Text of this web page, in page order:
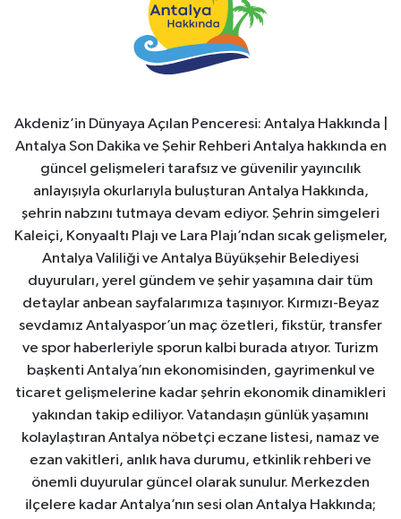
Akdeniz’in Dünyaya Açılan Penceresi: Antalya Hakkında |
Antalya Son Dakika ve Şehir Rehberi Antalya hakkında en
güncel gelişmeleri tarafsız ve güvenilir yayıncılık
anlayışıyla okurlarıyla buluşturan Antalya Hakkında,
şehrin nabzını tutmaya devam ediyor. Şehrin simgeleri
Kaleiçi, Konyaaltı Plajı ve Lara Plajı’ndan sıcak gelişmeler,
Antalya Valiliği ve Antalya Büyükşehir Belediyesi
duyuruları, yerel gündem ve şehir yaşamına dair tüm
detaylar anbean sayfalarımıza taşınıyor. Kırmızı-Beyaz
sevdamız Antalyaspor’un maç özetleri, fikstür, transfer
ve spor haberleriyle sporun kalbi burada atıyor. Turizm
başkenti Antalya’nın ekonomisinden, gayrimenkul ve
ticaret gelişmelerine kadar şehrin ekonomik dinamikleri
yakından takip ediliyor. Vatandaşın günlük yaşamını
kolaylaştıran Antalya nöbetçi eczane listesi, namaz ve
ezan vakitleri, anlık hava durumu, etkinlik rehberi ve
önemli duyurular güncel olarak sunulur. Merkezden
ilçelere kadar Antalya’nın sesi olan Antalya Hakkında;